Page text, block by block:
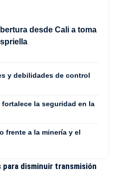
desde Cali a toma
y debilidades de control
la seguridad en la
frente a la minería y el
disminuir transmisión